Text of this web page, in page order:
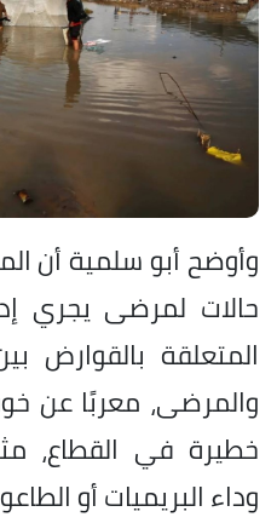
وأوضح أبو سلمية أن
حالات لمرضى يجري
المتعلقة بالقوارض
والمرضى، معربًا عن
خطيرة في القطاع،
⁠وداء البريميات أو